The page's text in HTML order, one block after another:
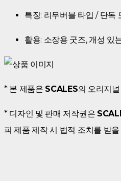
특징: 리무버블 타입 / 단독
활용: 소장용 굿즈, 개성 있
* 본 제품은 SCALES의 오리지
* 디자인 및 판매 저작권은
피 제품 제작 시 법적 조치를 받